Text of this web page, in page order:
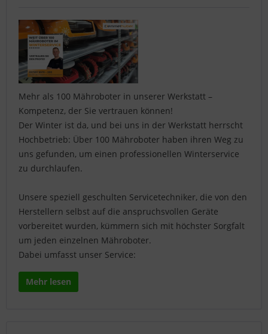
Mehr als 100 Mähroboter in unserer Werkstatt –
Kompetenz, der Sie vertrauen können!
Der Winter ist da, und bei uns in der Werkstatt herrscht
Hochbetrieb: Über 100 Mähroboter haben ihren Weg zu
uns gefunden, um einen professionellen Winterservice
zu durchlaufen.
Unsere speziell geschulten Servicetechniker, die von den
Herstellern selbst auf die anspruchsvollen Geräte
vorbereitet wurden, kümmern sich mit höchster Sorgfalt
um jeden einzelnen Mähroboter.
Dabei umfasst unser Service:
Mehr lesen